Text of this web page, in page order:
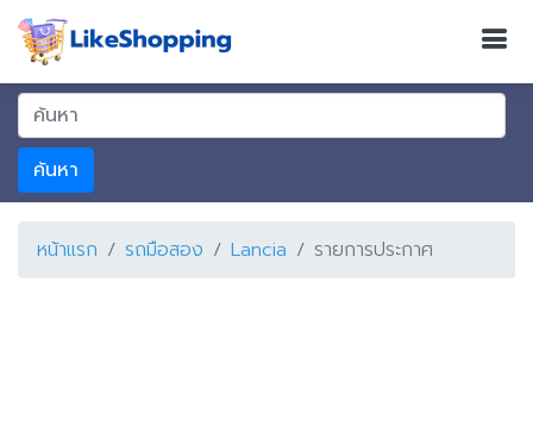
ค้นหา
หน้าแรก รถมือสอง Lancia รายการประกาศ